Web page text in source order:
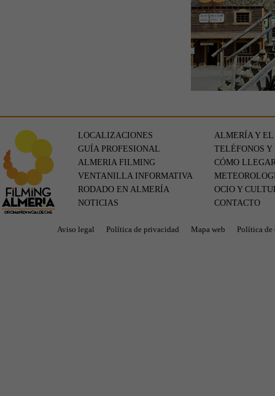
LOCALIZACIONES
GUÍA PROFESIONAL
ALMERIA FILMING
VENTANILLA INFORMATIVA
RODADO EN ALMERÍA
NOTICIAS
ALMERÍA Y EL
TELÉFONOS Y
CÓMO
OCIO Y
CONTACTO
Aviso legal Política de privacidad Mapa web Política de